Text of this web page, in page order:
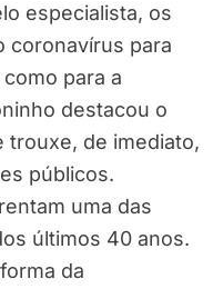
especialista, os
coronavírus para
para a
destacou o
trouxe, de imediato,
públicos.
uma das
últimos 40 anos.
da